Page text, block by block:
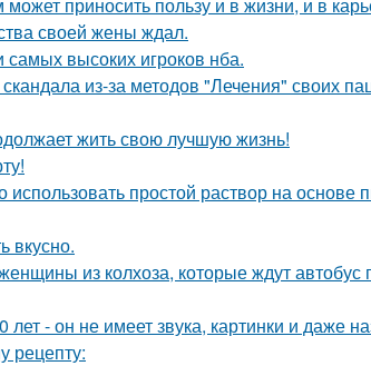
своей жены ждал.
высоких игроков нба.
из-за методов "Лечения" своих
жить свою лучшую жизнь!
простой раствор на
вкусно.
из колхоза, которые ждут автобус
- он не имеет звука, картинки и даже
рецепту: